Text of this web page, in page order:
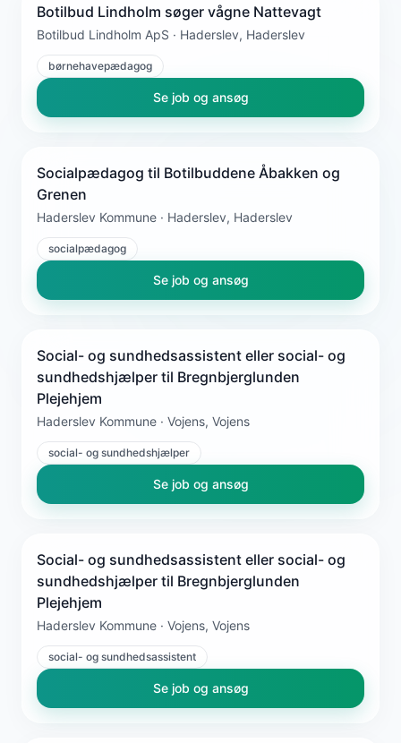
Botilbud Lindholm søger vågne Nattevagt
Botilbud Lindholm ApS · Haderslev, Haderslev
børnehavepædagog
Se job og ansøg
Socialpædagog til Botilbuddene Åbakken og
Grenen
Haderslev Kommune · Haderslev, Haderslev
socialpædagog
Se job og ansøg
Social- og sundhedsassistent eller social- og
sundhedshjælper til Bregnbjerglunden
Plejehjem
Haderslev Kommune · Vojens, Vojens
social- og sundhedshjælper
Se job og ansøg
Social- og sundhedsassistent eller social- og
sundhedshjælper til Bregnbjerglunden
Plejehjem
Haderslev Kommune · Vojens, Vojens
social- og sundhedsassistent
Se job og ansøg